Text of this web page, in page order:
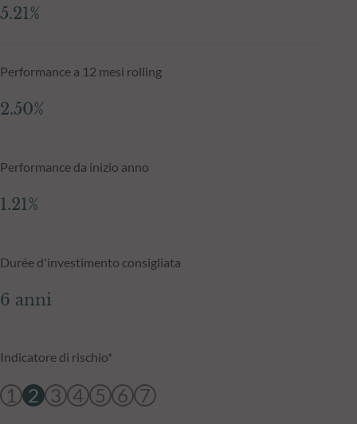
5.21%
Performance a 12 mesi rolling
2.50%
Performance da inizio anno
1.21%
Durée d'investimento consigliata
6 anni
Indicatore di rischio*
1 2 3 4 5 6 7